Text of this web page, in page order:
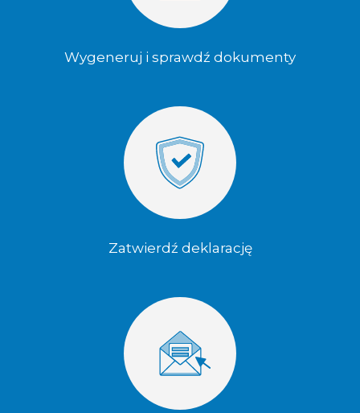
Wygeneruj i sprawdź dokumenty
Zatwierdź deklarację